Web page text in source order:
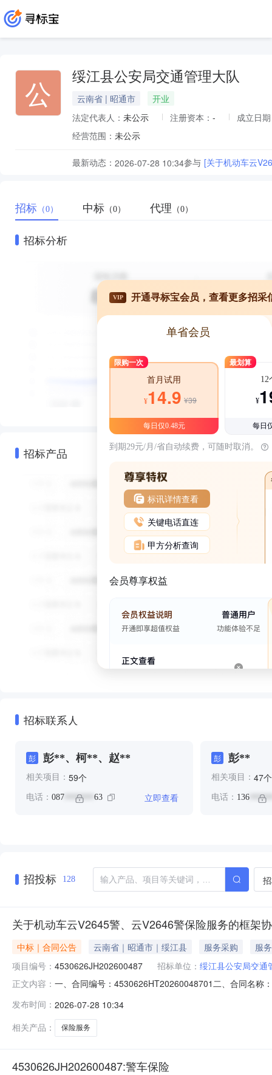
公 绥江县公安局交通管理大队
云南省 | 昭通市
开业
法定代表人： 未公示 注册资本： -
成立日
经营范围： 未公示
最新动态： 2026-07-28 10:34参与 [关于机动车云
招标 （0） 中标 （0） 代理 （0）
招标分析
招标产品
VIP 开通寻标宝会员，查看更多招采
单省会员
限购一次
首月试用
¥14.9 ¥39
每日仅0.48元
最划算
12
¥
每日
到期29元/月/省自动续费，可随时取消。
标讯详情查看
关键电话直连
甲方分析查询
会员尊享权益
招标联系人
彭 彭**、柯**、赵**
相关项目： 59个
电话： 087 ******* 63 立即查看
彭 彭**
相关项目： 47个
电话： 136
招投标 128
关于机动车云V2645警、云V2646警保险服务的框架
中标｜合同公告 云南省｜昭通市｜绥江县 服务采购
服务
项目编号： 4530626JH202600487 招标单位： 绥江县公安局交通
正文内容： 一、合同编号：4530626HT20260048701二、合同名称
产保险股份有限公司云南分公司地址：日新中路360号
发布时间： 2026-07-28 10:34
相关产品：
保险服务
4530626JH202600487:警车保险